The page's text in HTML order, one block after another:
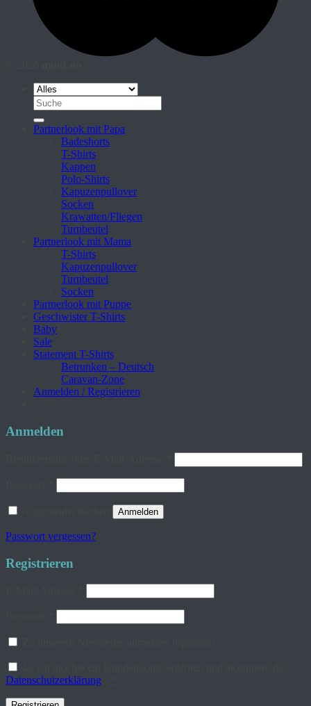
Suche
nach:
Partnerlook mit Papa
Badeshorts
T-Shirts
Kappen
Polo-Shirts
Kapuzenpullover
Socken
Krawatten/Fliegen
Turnbeutel
Partnerlook mit Mama
T-Shirts
Kapuzenpullover
Turnbeutel
Socken
Partnerlook mit Puppe
Geschwister T-Shirts
Baby
Sale
Statement T-Shirts
Betrunken – Deutsch
Caravan-Zone
Anmelden / Registrieren
Anmelden
Anmelden
Passwort vergessen?
Registrieren
Datenschutzerklärung